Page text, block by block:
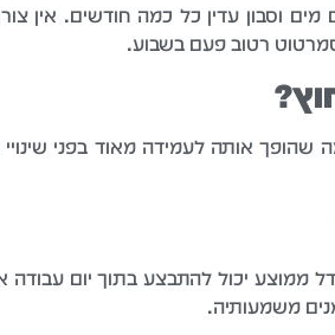
עדין כל כמה חודשים. אין צורך
רטוב פעם בשבוע.
אותה לעמידה מאוד בפני
ממוצע יכול להתבצע בתוך יום
משמעותיה.